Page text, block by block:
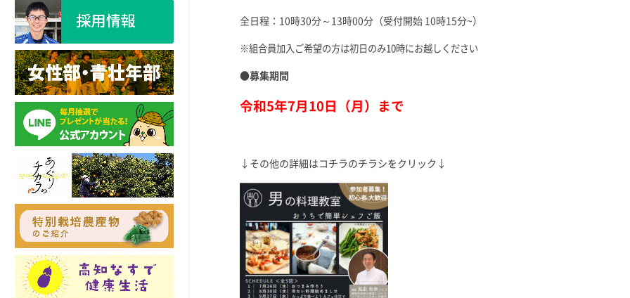
全日程：10時30分～13時00分（受付開始 10時15分~）
※組合員加入ご希望の方は初日のみ10時にお越しください
●募集期間
令和5年7月10日（月）まで
↓その他の詳細はコチラのチラシをクリック↓